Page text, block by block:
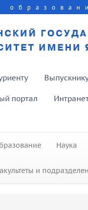
ИМЕНИ
портал
Наука
и